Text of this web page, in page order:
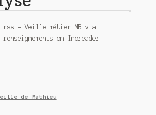
rss – Veille métier MB via
renseignements on Inoreader
de Mathieu